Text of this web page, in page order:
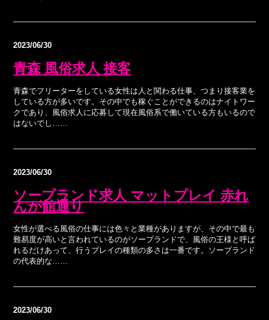
2023/06/30
青森 風俗求人 接客
青森でフリーターをしている女性は人と関わる仕事、つまり接客業を
している方が多いです。その中でも稼ぐことができるのはナイトワー
クであり、風俗求人に応募して現在風俗系で働いている方もいるので
はないでし……
2023/06/30
ソープランド求人 マットプレイ 赤れ
んが館通り
女性が選べる風俗の仕事には色々と業種がありますが、その中で最も
難易度が高いと言われているのがソープランドで、風俗の王様と呼ば
れるだけあって、行うプレイの種類の多さは一番です。ソープランド
の代表的な……
2023/06/30